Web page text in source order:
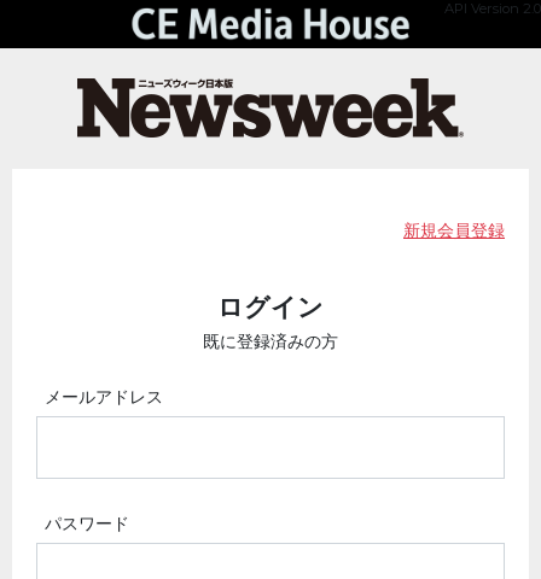
API Version 2.0
新規会員登録
ログイン
既に登録済みの方
メールアドレス
パスワード